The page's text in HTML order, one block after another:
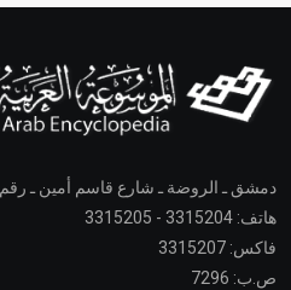
دمشق ـ الروضة ـ شارع قاسم أمين ـ رقم 39
هاتف: 3315204 - 3315205
فاكس: 3315207
ص.ب: 7296